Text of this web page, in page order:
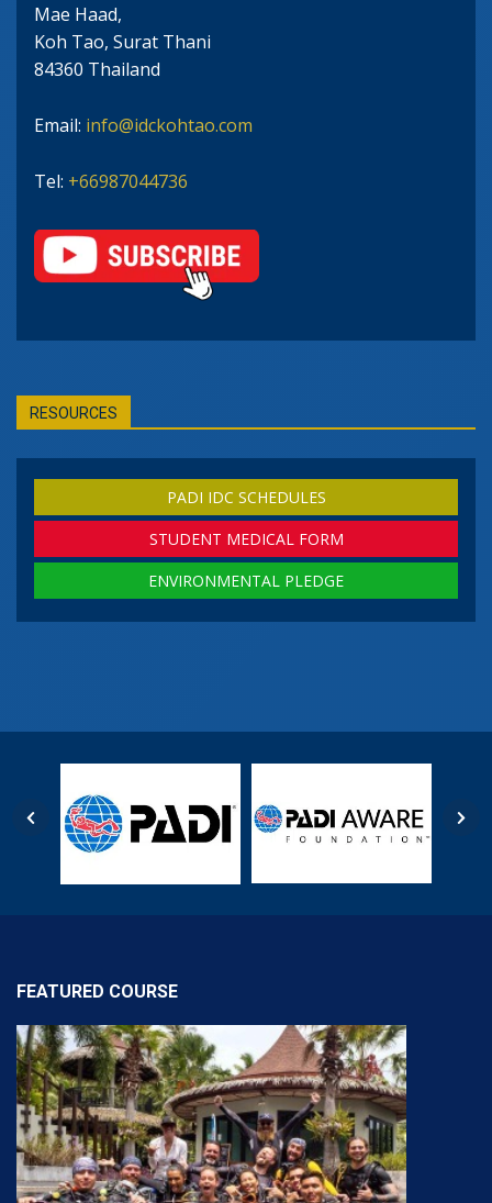
Mae Haad,
Koh Tao, Surat Thani
84360 Thailand
Email: info@idckohtao.com
Tel: +66987044736
RESOURCES
PADI IDC SCHEDULES
STUDENT MEDICAL FORM
ENVIRONMENTAL PLEDGE
FEATURED COURSE